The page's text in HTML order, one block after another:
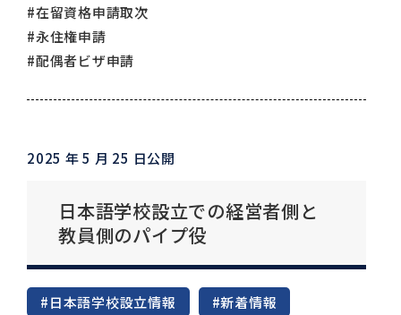
#在留資格申請取次
#永住権申請
#配偶者ビザ申請
2025 年 5 月 25 日公開
日本語学校設立での経営者側と
教員側のパイプ役
#日本語学校設立情報 #新着情報